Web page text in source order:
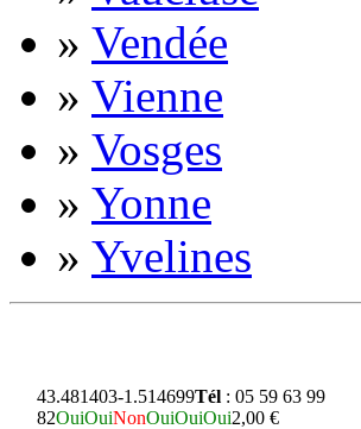
» Vendée
» Vienne
» Vosges
» Yonne
» Yvelines
43.481403-1.514699Tél : 05 59 63 99
82OuiOuiNonOuiOuiOui2,00 €